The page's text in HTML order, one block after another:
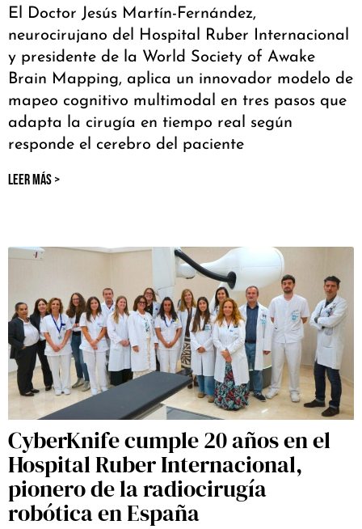
El Doctor Jesús Martín-Fernández,
neurocirujano del Hospital Ruber Internacional
y presidente de la World Society of Awake
Brain Mapping, aplica un innovador modelo de
mapeo cognitivo multimodal en tres pasos que
adapta la cirugía en tiempo real según
responde el cerebro del paciente
LEER MÁS >
CyberKnife cumple 20 años en el
Hospital Ruber Internacional,
pionero de la radiocirugía
robótica en España